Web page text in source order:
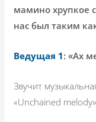
мамино хрупкое
нас был таким
Ведущая 1: «Ах
Звучит
«Unchained melody»